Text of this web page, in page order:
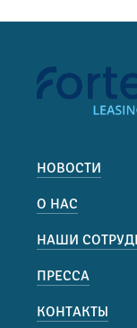
НОВОСТИ
О НАС
НАШИ
ПРЕССА
КОНТАКТЫ